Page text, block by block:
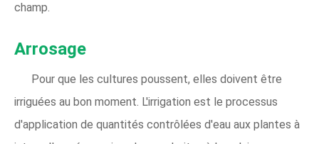
champ.
Arrosage
Pour que les cultures poussent, elles doivent être
irriguées au bon moment. L'irrigation est le processus
d'application de quantités contrôlées d'eau aux plantes à